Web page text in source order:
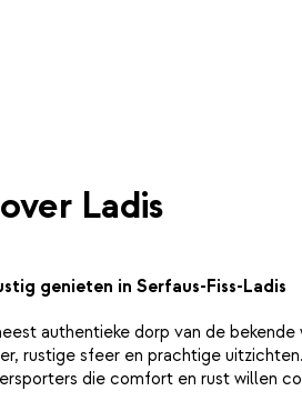
in het verwarmde binnenzwembad of
Ladis
genieten in Serfaus-Fiss-Ladis
authentieke dorp van de
rustige sfeer en prachtige
die comfort en rust willen